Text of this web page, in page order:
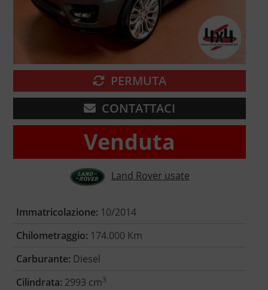
PERMUTA
CONTATTACI
Venduta
Land Rover usate
Immatricolazione: 10/2014
Chilometraggio: 174.000 Km
Carburante: Diesel
Cilindrata: 2993 cm3